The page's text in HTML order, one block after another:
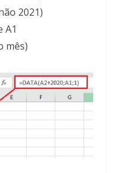
2021)
A1
mês)